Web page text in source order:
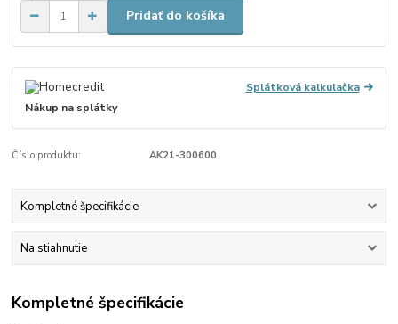
Pridať do košíka
Splátková kalkulačka
Nákup na splátky
Číslo produktu: AK21-300600
Kompletné špecifikácie
Na stiahnutie
Kompletné špecifikácie